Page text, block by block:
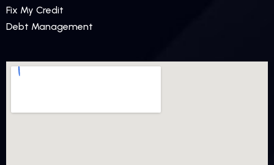
Fix My Credit
Debt Management